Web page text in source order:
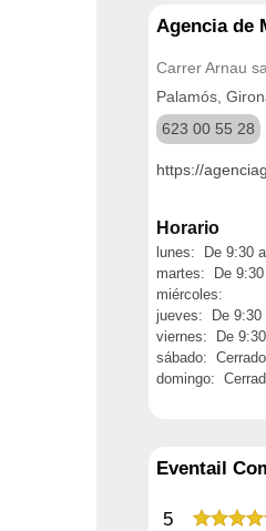
Agencia de
Carrer Arnau
Palamós,
623 00 55 28
https://
Horario
lunes: De 9:30
martes: De
miércoles:
jueves: De 9:30
viernes: De
sábado: Cerrado
domingo:
Eventail
5